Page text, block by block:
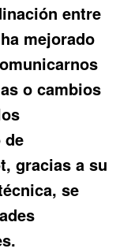
entre
mejorado
o cambios
de
, gracias a su
se